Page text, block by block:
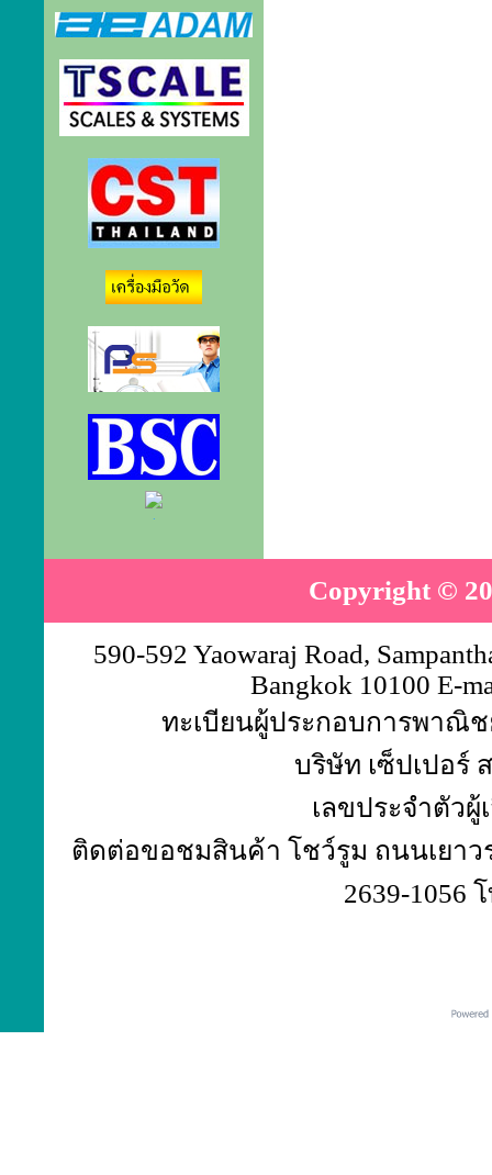
Copyright ©
590-592 Yaowaraj Road,
Bangkok 10100 E-
ทะเบียนผู้ประกอบการพาณิช
บริษัท เซ็ปเปอร์
เลขประจำตัวผู้
ติดต่อขอชมสินค้า โชว์รูม ถนนเยาวร
2639-1056